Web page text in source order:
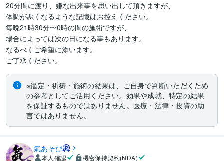
20分間に渡り、嫌な出来事を思い出して頂きますが、
体調が悪くなるような記憶はお控えください。
毎晩21時30分〜0時の間の施術ですが、
場合によっては次の日になる事もあります。
なるべくご希望に添います。
ご了承ください。
※鑑定・祈祷・施術の結果は、ご自身で判断いただくため
の参考としてご活用ください。効果や成就、特定の結果
を保証するものではありません。医療・法律・投資の助
言ではありません。
氣あそび
本人確認
機密保持契約(NDA)